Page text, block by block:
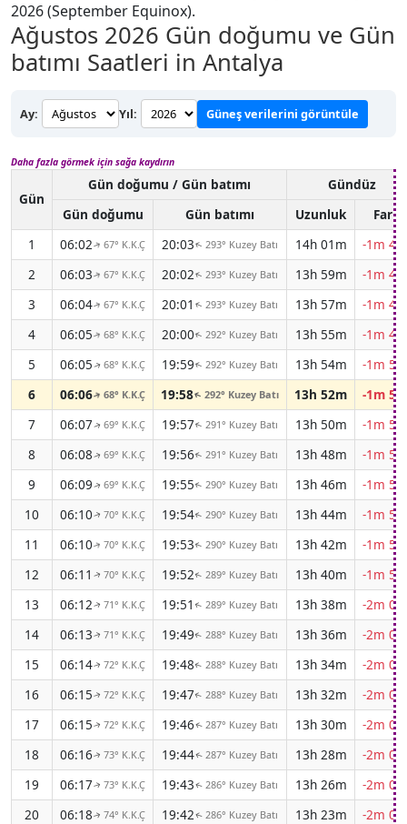
2026 (September Equinox).
Ağustos 2026 Gün doğumu ve Gün
batımı Saatleri in Antalya
Ay: Yıl: Güneş verilerini görüntüle
Daha fazla görmek için sağa kaydırın
Gün
Gün doğumu / Gün batımı
Gündüz
Gün doğumu
Gün batımı Uzunluk
Fark
1
06:02↑67° K.K.Ç 20:03↑293° Kuzey Batı 14h 01m
-1m
2
06:03↑67° K.K.Ç 20:02↑293° Kuzey Batı 13h 59m
-1m
3
06:04↑67° K.K.Ç 20:01 ↑293° Kuzey Batı 13h 57m
-1m
4
06:05↑68° K.K.Ç 20:00↑ 292° Kuzey Batı 13h 55m
-1m
5
06:05↑68° K.K.Ç 19:59↑ 292° Kuzey Batı 13h 54m
-1m
6
06:06↑68° K.K.Ç 19:58↑292° Kuzey Batı 13h 52m
-1m
7
06:07↑69° K.K.Ç 19:57↑ 291° Kuzey Batı 13h 50m
-1m
8
06:08↑69° K.K.Ç 19:56↑ 291° Kuzey Batı 13h 48m
-1m
9
06:09↑69° K.K.Ç 19:55↑ 290° Kuzey Batı 13h 46m
-1m
10
06:10↑70° K.K.Ç 19:54↑ 290° Kuzey Batı 13h 44m
-1m
11
06:10↑70° K.K.Ç 19:53↑ 290° Kuzey Batı 13h 42m
-1m
12
06:11 ↑70° K.K.Ç 19:52↑ 289° Kuzey Batı 13h 40m
-1m
13
06:12↑71° K.K.Ç 19:51 ↑ 289° Kuzey Batı 13h 38m
-2m
14
06:13↑71° K.K.Ç 19:49↑ 288° Kuzey Batı 13h 36m
-2m
15
06:14↑72° K.K.Ç 19:48↑ 288° Kuzey Batı 13h 34m
-2m
16
06:15↑72° K.K.Ç 19:47↑ 288° Kuzey Batı 13h 32m
-2m
17
06:15↑72° K.K.Ç 19:46↑ 287° Kuzey Batı 13h 30m
-2m
18
06:16↑73° K.K.Ç 19:44↑ 287° Kuzey Batı 13h 28m
-2m
19
06:17↑73° K.K.Ç 19:43↑ 286° Kuzey Batı 13h 26m
-2m
20
06:18↑ 74° K.K.Ç 19:42↑ 286° Kuzey Batı 13h 23m
-2m